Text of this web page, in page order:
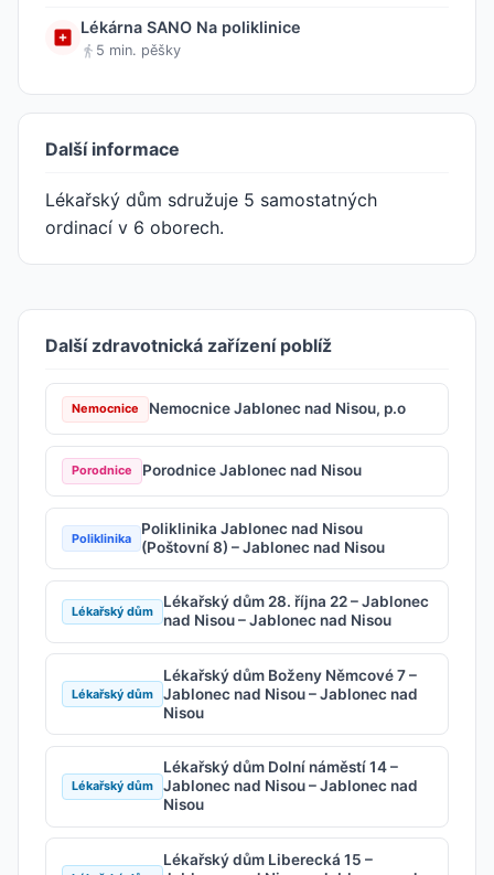
Lékárna SANO Na poliklinice
5 min. pěšky
Další informace
Lékařský dům sdružuje 5 samostatných
ordinací v 6 oborech.
Další zdravotnická zařízení poblíž
Nemocnice Nemocnice Jablonec nad Nisou, p.o
Porodnice Porodnice Jablonec nad Nisou
Poliklinika
Poliklinika Jablonec nad Nisou
(Poštovní 8) – Jablonec nad Nisou
Lékařský dům
Lékařský dům 28. října 22 – Jablonec
nad Nisou – Jablonec nad Nisou
Lékařský dům
Lékařský dům Boženy Němcové 7 –
Jablonec nad Nisou – Jablonec nad
Nisou
Lékařský dům
Lékařský dům Dolní náměstí 14 –
Jablonec nad Nisou – Jablonec nad
Nisou
Lékařský dům Liberecká 15 –